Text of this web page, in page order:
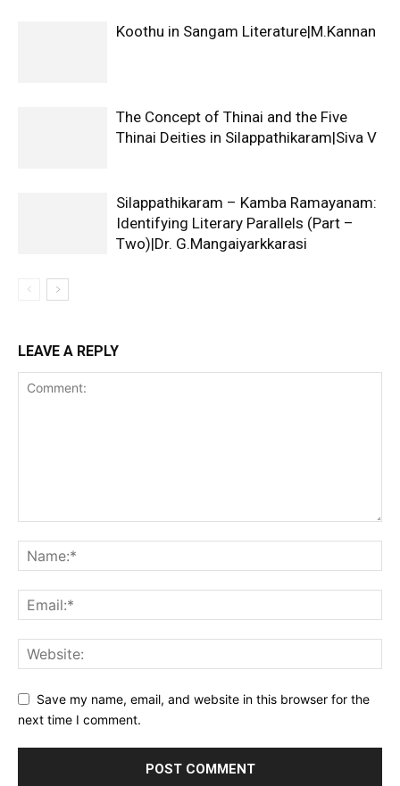
Koothu in Sangam Literature|M.Kannan
The Concept of Thinai and the Five
Thinai Deities in Silappathikaram|Siva V
Silappathikaram – Kamba Ramayanam:
Identifying Literary Parallels (Part –
Two)|Dr. G.Mangaiyarkkarasi
LEAVE A REPLY
Save my name, email, and website in this browser for the
next time I comment.